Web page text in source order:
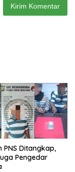
PNS Ditangkap,
Pengedar